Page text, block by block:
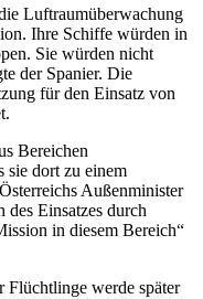
Luftraumüberwachung
Ihre Schiffe würden in
Sie würden nicht
der Spanier. Die
für den Einsatz von
Bereichen
sie dort zu einem
Außenminister
Einsatzes durch
in diesem Bereich“
Flüchtlinge werde später